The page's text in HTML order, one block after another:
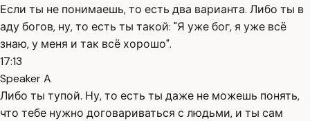
Если ты не понимаешь, то есть два варианта. Либо ты в
аду богов, ну, то есть ты такой: "Я уже бог, я уже всё
знаю, у меня и так всё хорошо".
17:13
Speaker A
Либо ты тупой. Ну, то есть ты даже не можешь понять,
что тебе нужно договариваться с людьми, и ты сам